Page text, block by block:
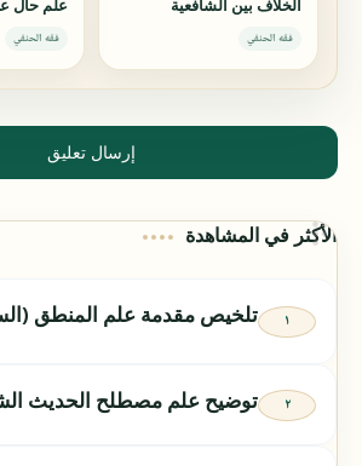
الخلاف بين الشافعية
والحنفية
فقه الحنفي
علم حال
فقه الحنفي
إرسال تعليق
الأكثر في المشاهدة
تلخيص مقدمة علم المنطق
توضيح علم مصطلح الحديث